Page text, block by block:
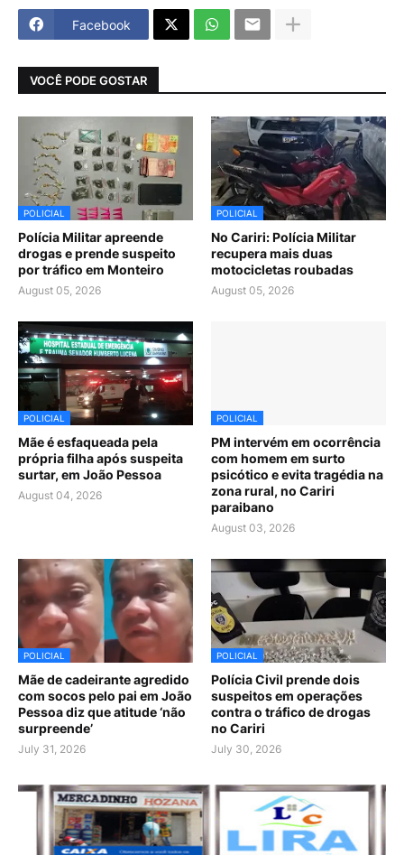
Facebook
VOCÊ PODE GOSTAR
POLICIAL
Polícia Militar apreende
drogas e prende suspeito
por tráfico em Monteiro
August 05, 2026
POLICIAL
No Cariri: Polícia Militar
recupera mais duas
motocicletas roubadas
August 05, 2026
POLICIAL
Mãe é esfaqueada pela
própria filha após suspeita
surtar, em João Pessoa
August 04, 2026
POLICIAL
PM intervém em ocorrência
com homem em surto
psicótico e evita tragédia na
zona rural, no Cariri
paraibano
August 03, 2026
POLICIAL
Mãe de cadeirante agredido
com socos pelo pai em João
Pessoa diz que atitude ‘não
surpreende’
July 31, 2026
POLICIAL
Polícia Civil prende dois
suspeitos em operações
contra o tráfico de drogas
no Cariri
July 30, 2026